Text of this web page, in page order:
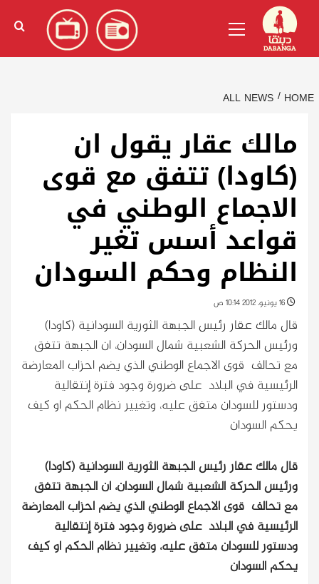
content
الإنجليزية)
Menu
HOME
ALL NEWS
مالك عقار يقول ان
(كاودا) تتفق مع قوى
الاجماع الوطني في
قواعد أسس تغير
النظام وحكم السودان
قال مالك عقار رئيس الجبهة الثورية السودانية (كاودا)
ورئيس الحركة الشعبية شمال السودان، ان الجبهة تتفق
مع تحالف قوى الاجماع الوطني الذي يضم احزاب المعارضة
الرئيسية في البلاد على ضرورة وجود فترة إنتقالية
ودستور للسودان متفق عليه، وتغيير نظام الحكم او كيف
يحكم السودان
قال مالك عقار رئيس الجبهة الثورية السودانية (كاودا)
ورئيس الحركة الشعبية شمال السودان، ان الجبهة تتفق
مع تحالف قوى الاجماع الوطني الذي يضم احزاب المعارضة
الرئيسية في البلاد على ضرورة وجود فترة إنتقالية
ودستور للسودان متفق عليه، وتغيير نظام الحكم او كيف
يحكم السودان